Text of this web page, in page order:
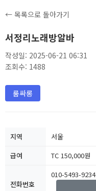
← 목록으로 돌아가기
서정리노래방알바
작성일: 2025-06-21 06:31
조회수: 1488
룸싸롱
지역
서울
급여
TC 150,000원
전화번호
010-5493-9234